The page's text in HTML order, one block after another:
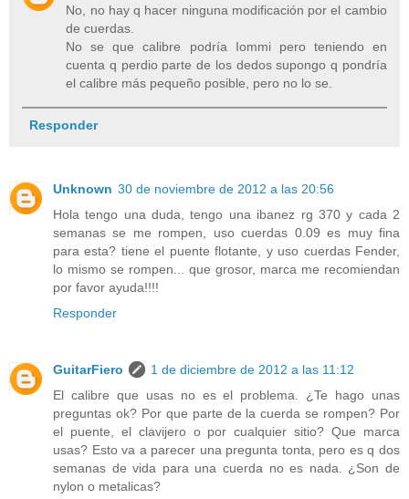
No, no hay q hacer ninguna modificación por el cambio
de cuerdas.
No se que calibre podría Iommi pero teniendo en
cuenta q perdio parte de los dedos supongo q pondría
el calibre más pequeño posible, pero no lo se.
Responder
Unknown 30 de noviembre de 2012 a las 20:56
Hola tengo una duda, tengo una ibanez rg 370 y cada 2
semanas se me rompen, uso cuerdas 0.09 es muy fina
para esta? tiene el puente flotante, y uso cuerdas Fender,
lo mismo se rompen... que grosor, marca me recomiendan
por favor ayuda!!!!
Responder
GuitarFiero
1 de diciembre de 2012 a las 11:12
El calibre que usas no es el problema. ¿Te hago unas
preguntas ok? Por que parte de la cuerda se rompen? Por
el puente, el clavijero o por cualquier sitio? Que marca
usas? Esto va a parecer una pregunta tonta, pero es q dos
semanas de vida para una cuerda no es nada. ¿Son de
nylon o metalicas?